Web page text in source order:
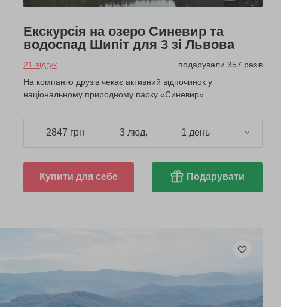
Екскурсія на озеро Синевир та
водоспад Шипіт для 3 зі Львова
21 відгук
подарували 357 разів
На компанію друзів чекає активний відпочинок у
національному природному парку «Синевир».
2847 грн 3 люд. 1 день
Купити для себе Подарувати